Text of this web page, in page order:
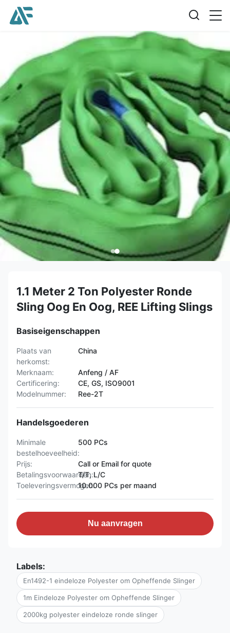
1.1 Meter 2 Ton Polyester Ronde
Sling Oog En Oog, REE Lifting Slings
Basiseigenschappen
Plaats van
herkomst:
China
Merknaam:
Anfeng / AF
Certificering:
CE, GS, ISO9001
Modelnummer:
Ree-2T
Handelsgoederen
Minimale
bestelhoeveelheid:
500 PCs
Prijs:
Call or Email for quote
Betalingsvoorwaarden:
T/T, L/C
Toeleveringsvermogen:10.000 PCs per maand
Nu aanvragen
Labels:
En1492-1 eindeloze Polyester om Opheffende Slinger
1m Eindeloze Polyester om Opheffende Slinger
2000kg polyester eindeloze ronde slinger